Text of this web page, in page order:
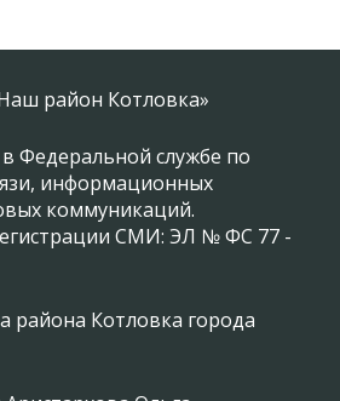
район Котловка»
Федеральной службе по
информационных
коммуникаций.
СМИ: ЭЛ № ФС 77 -
района Котловка города